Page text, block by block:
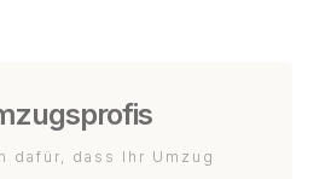
dafür, dass Ihr Umzug